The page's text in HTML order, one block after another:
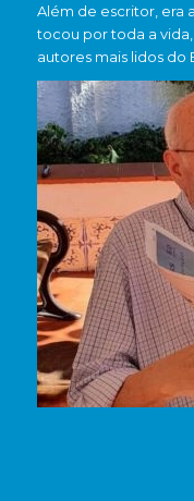
Além de escritor, era
tocou por toda a
autores mais lidos do